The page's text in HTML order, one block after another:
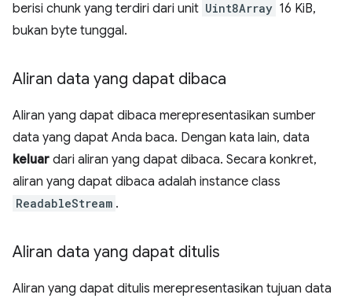
berisi chunk yang terdiri dari unit Uint8Array 16 KiB,
bukan byte tunggal.
Aliran data yang dapat dibaca
Aliran yang dapat dibaca merepresentasikan sumber
data yang dapat Anda baca. Dengan kata lain, data
keluar dari aliran yang dapat dibaca. Secara konkret,
aliran yang dapat dibaca adalah instance class
ReadableStream .
Aliran data yang dapat ditulis
Aliran yang dapat ditulis merepresentasikan tujuan data